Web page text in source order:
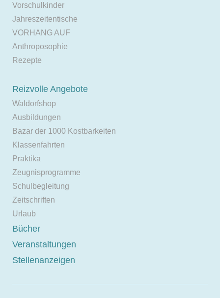
Vorschulkinder
Jahreszeitentische
VORHANG AUF
Anthroposophie
Rezepte
Reizvolle Angebote
Waldorfshop
Ausbildungen
Bazar der 1000 Kostbarkeiten
Klassenfahrten
Praktika
Zeugnisprogramme
Schulbegleitung
Zeitschriften
Urlaub
Bücher
Veranstaltungen
Stellenanzeigen